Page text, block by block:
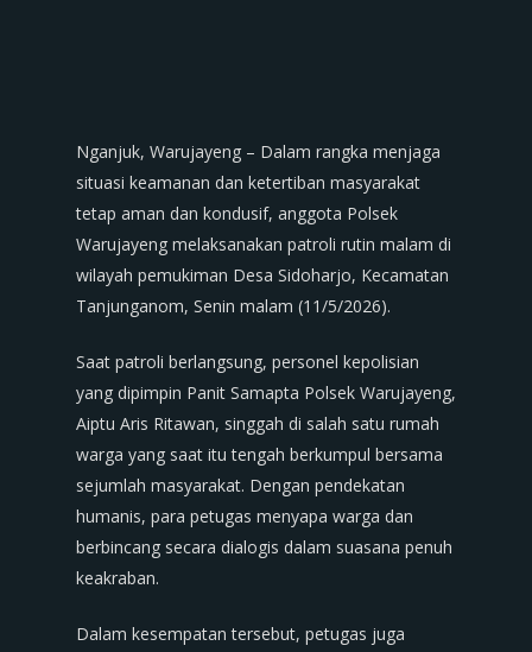
Nganjuk, Warujayeng – Dalam rangka menjaga
situasi keamanan dan ketertiban masyarakat
tetap aman dan kondusif, anggota Polsek
Warujayeng melaksanakan patroli rutin malam di
wilayah pemukiman Desa Sidoharjo, Kecamatan
Tanjunganom, Senin malam (11/5/2026).
Saat patroli berlangsung, personel kepolisian
yang dipimpin Panit Samapta Polsek Warujayeng,
Aiptu Aris Ritawan, singgah di salah satu rumah
warga yang saat itu tengah berkumpul bersama
sejumlah masyarakat. Dengan pendekatan
humanis, para petugas menyapa warga dan
berbincang secara dialogis dalam suasana penuh
keakraban.
Dalam kesempatan tersebut, petugas juga